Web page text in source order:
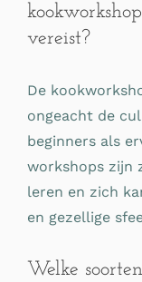
vereist?
De
ongeacht de
beginners als
workshops zijn
leren en zich
en gezellige
Welke